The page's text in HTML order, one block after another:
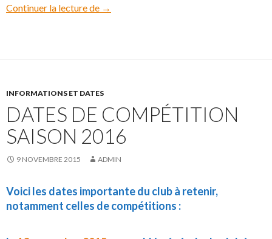
Continuer la lecture de Dates à retenir Saison 2017
→
INFORMATIONS ET DATES
DATES DE COMPÉTITION
SAISON 2016
9 NOVEMBRE 2015 ADMIN
Voici les dates importante du club à retenir,
notamment celles de compétitions :